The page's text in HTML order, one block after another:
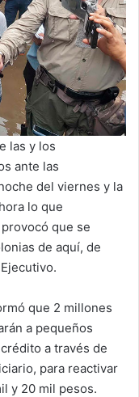
las y los
ante las
del viernes y la
lo que
que se
de aquí, de
que 2 millones
a pequeños
a través de
para reactivar
y 20 mil pesos.